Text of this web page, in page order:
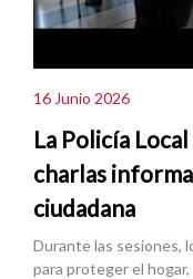
16 Junio 2026
La Policía
charlas
ciudadana
Durante las sesiones,
para proteger el